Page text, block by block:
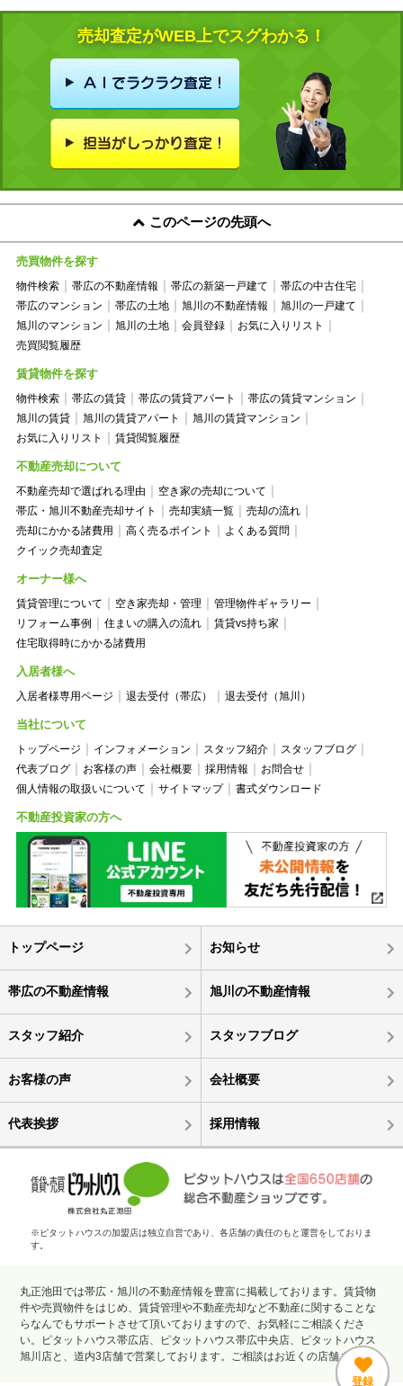
売却査定がWEB上でスグわかる！
このページの先頭へ
売買物件を探す
物件検索 帯広の不動産情報 帯広の新築一戸建て
帯広の中古住宅
帯広のマンション
帯広の土地 旭川の不動産情報
旭川の一戸建て
旭川のマンション
旭川の土地 会員登録
お気に入りリスト
売買閲覧履歴
賃貸物件を探す
物件検索 帯広の賃貸 帯広の賃貸アパート
帯広の賃貸マンション
旭川の賃貸
旭川の賃貸アパート
旭川の賃貸マンション
お気に入りリスト
賃貸閲覧履歴
不動産売却について
不動産売却で選ばれる理由
空き家の売却について
帯広・旭川不動産売却サイト
売却実績一覧
売却の流れ
売却にかかる諸費用
高く売るポイント
よくある質問
クイック売却査定
オーナー様へ
賃貸管理について 空き家売却・管理
管理物件ギャラリー
リフォーム事例
住まいの購入の流れ
賃貸vs持ち家
住宅取得時にかかる諸費用
入居者様へ
入居者様専用ページ 退去受付（帯広） 退去受付（旭川）
当社について
トップページ インフォメーション スタッフ紹介
スタッフブログ
代表ブログ
お客様の声 会社概要 採用情報
お問合せ
個人情報の取扱いについて
サイトマップ 書式ダウンロード
不動産投資家の方へ
トップページ お知らせ
帯広の不動産情報 旭川の不動産情報
スタッフ紹介 スタッフブログ
お客様の声 会社概要
代表挨拶 採用情報
※ピタットハウスの加盟店は独立自営であり、各店舗の責任のもと運営をしておりま
す。
丸正池田では帯広・旭川の不動産情報を豊富に掲載しております。賃貸物
件や売買物件をはじめ、賃貸管理や不動産売却など不動産に関することな
らなんでもサポートさせて頂いておりますので、お気軽にご相談くださ
い。ピタットハウス帯広店、ピタットハウス帯広中央店、ピタットハウス
旭川店と、道内3店舗で営業しております。ご相談はお近くの店舗まで。